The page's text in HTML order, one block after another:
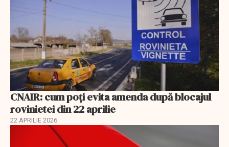
CNAIR: cum poți evita amenda după blocajul
rovinietei din 22 aprilie
22 APRILIE 2026